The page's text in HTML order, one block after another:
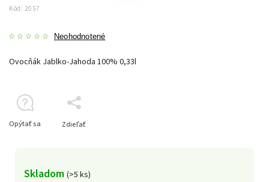
Kód: 2057
Neohodnotené
Skladom (>5 ks)
Ovocňák Jablko-Jahoda 100% 0,33l
Opýtať sa Zdieľať